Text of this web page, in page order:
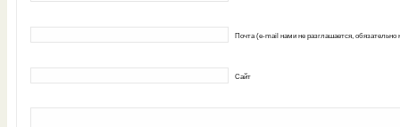
Почта (e-mail нами не разглашается, обязательно
Сайт